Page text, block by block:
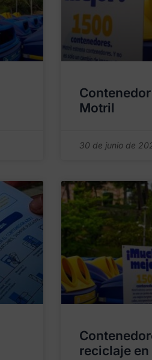
Motril
30 de junio de
reciclaje